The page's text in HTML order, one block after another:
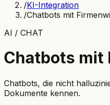
/KI-Integration
/Chatbots mit
AI / CHAT
Chatbots mit
Chatbots, die nicht
Dokumente kennen.